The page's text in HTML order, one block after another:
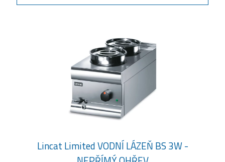
Lincat Limited VODNÍ LÁZEŇ BS 3W -